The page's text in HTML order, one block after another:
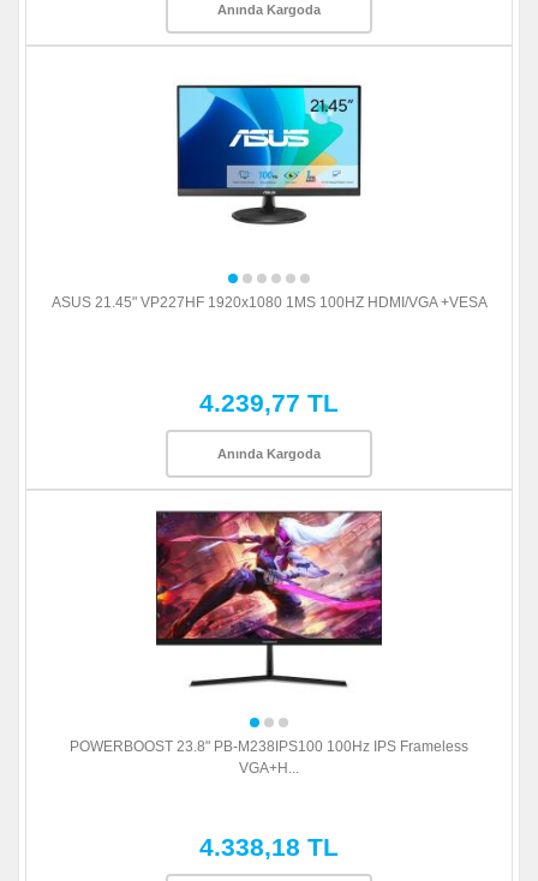
Anında Kargoda
ASUS 21.45" VP227HF 1920x1080 1MS 100HZ HDMI/VGA +VESA
4.239,77 TL
Anında Kargoda
POWERBOOST 23.8" PB-M238IPS100 100Hz IPS Frameless
VGA+H...
4.338,18 TL